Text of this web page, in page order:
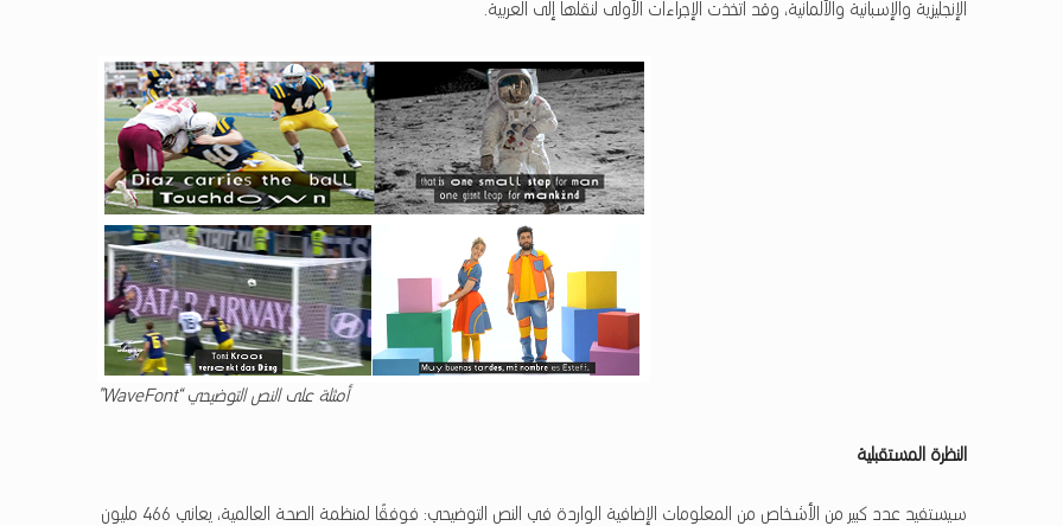
الإنجليزية والإسبانية والألمانية، وقد اتخذت الإجراءات الأولى لنقلها إلى العربية.
أمثلة على النص التوضيحي “WaveFont”
النظرة المستقبلية
سيستفيد عدد كبير من الأشخاص من المعلومات الإضافية الواردة في النص التوضيحي: فوفقًا لمنظمة الصحة العالمية، يعاني 466 مليون